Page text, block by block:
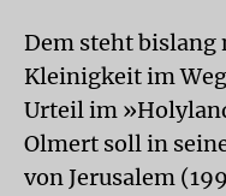
Dem steht bislang
Kleinigkeit im
Urteil im
Olmert soll in
von Jerusalem